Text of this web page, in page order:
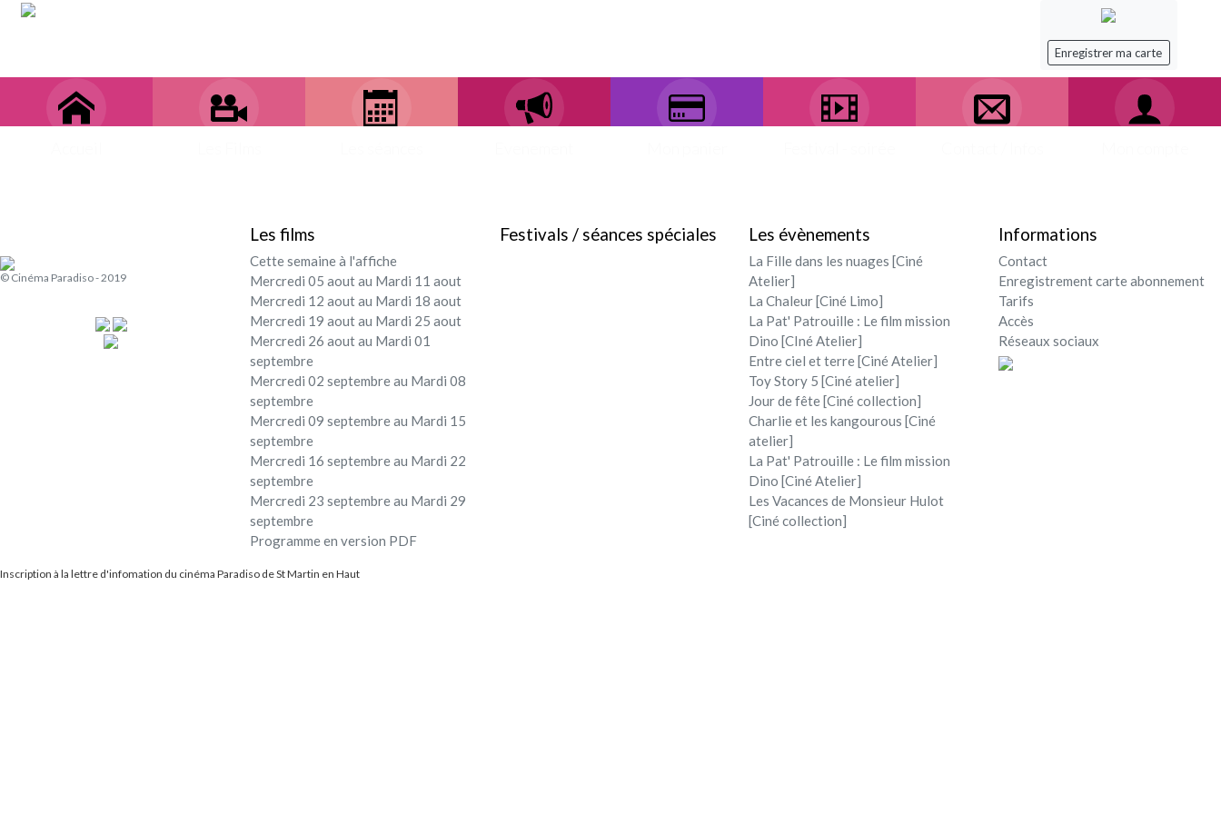
Enregistrer ma carte
© Cinéma Paradiso - 2019
Les films
Cette semaine à l'affiche
Mercredi 05 aout au Mardi 11 aout
Mercredi 12 aout au Mardi 18 aout
Mercredi 19 aout au Mardi 25 aout
Mercredi 26 aout au Mardi 01
septembre
Mercredi 02 septembre au Mardi 08
septembre
Mercredi 09 septembre au Mardi 15
septembre
Mercredi 16 septembre au Mardi 22
septembre
Mercredi 23 septembre au Mardi 29
septembre
Programme en version PDF
Festivals / séances spéciales Les évènements
La Fille dans les nuages [Ciné
Atelier]
La Chaleur [Ciné Limo]
La Pat' Patrouille : Le film mission
Dino [CIné Atelier]
Entre ciel et terre [Ciné Atelier]
Toy Story 5 [Ciné atelier]
Jour de fête [Ciné collection]
Charlie et les kangourous [Ciné
atelier]
La Pat' Patrouille : Le film mission
Dino [Ciné Atelier]
Les Vacances de Monsieur Hulot
[Ciné collection]
Informations
Contact
Enregistrement carte abonnement
Tarifs
Accès
Réseaux sociaux
Inscription à la lettre d'infomation du cinéma Paradiso de St Martin en Haut